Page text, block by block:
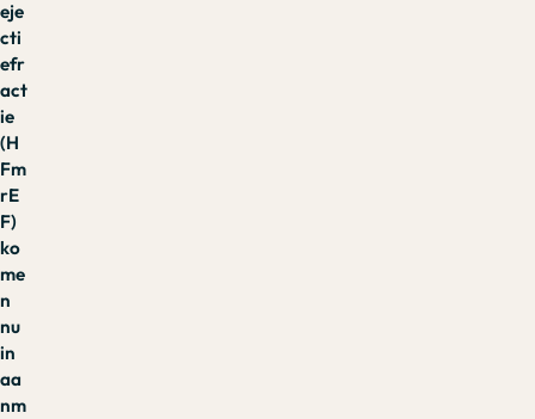
eje
cti
efr
act
ie
(H
Fm
rE
F)
ko
me
n
nu
in
aa
nm